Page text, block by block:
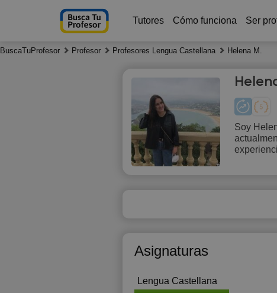
Tutores Cómo funciona Ser
BuscaTuProfesor Profesor Profesores Lengua Castellana Helena M.
Soy
Asignaturas
Lengua Castellana
Fr
7
Sa
20:00